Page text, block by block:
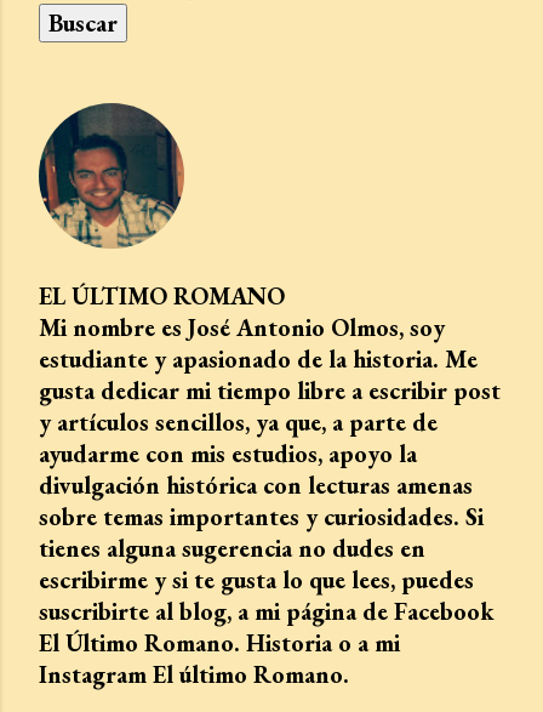
EL ÚLTIMO ROMANO
Mi nombre es José Antonio Olmos, soy
estudiante y apasionado de la historia. Me
gusta dedicar mi tiempo libre a escribir post
y artículos sencillos, ya que, a parte de
ayudarme con mis estudios, apoyo la
divulgación histórica con lecturas amenas
sobre temas importantes y curiosidades. Si
tienes alguna sugerencia no dudes en
escribirme y si te gusta lo que lees, puedes
suscribirte al blog, a mi página de Facebook
El Último Romano. Historia o a mi
Instagram El último Romano.